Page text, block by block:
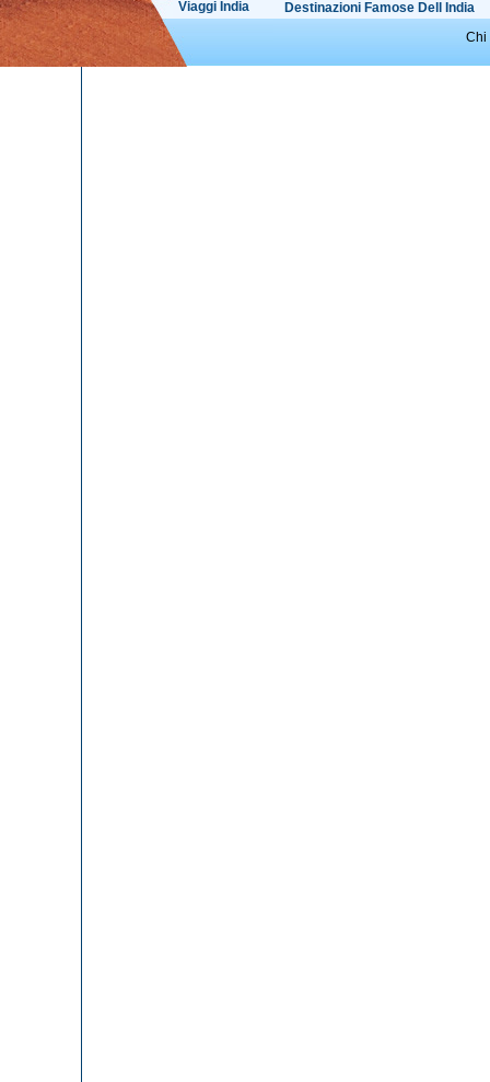
Viaggi India
Destinazioni Famose Dell India
Chi